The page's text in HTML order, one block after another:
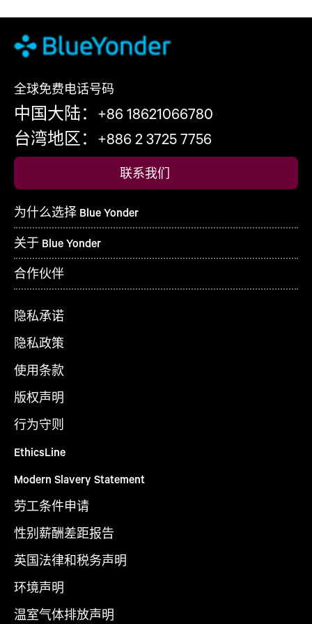
全球免费电话号码
中国大陆：+86 18621066780
台湾地区：+886 2 3725 7756
联系我们
为什么选择 Blue Yonder
关于 Blue Yonder
合作伙伴
隐私承诺
隐私政策
使用条款
版权声明
行为守则
EthicsLine
Modern Slavery Statement
劳工条件申请
性别薪酬差距报告
英国法律和税务声明
环境声明
温室气体排放声明